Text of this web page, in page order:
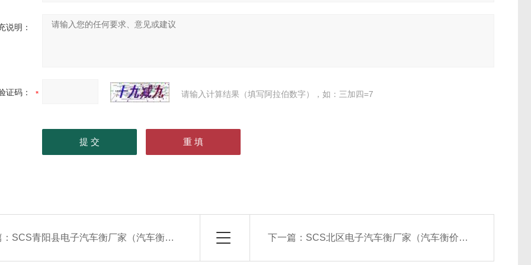
说明：
证码： 请输入计算结果（填写阿拉伯数字），如：三加四=7
SCS青阳县电子汽车衡厂家（汽车衡价格） 下一篇： SCS北区电子汽车衡厂家（汽车衡价格）